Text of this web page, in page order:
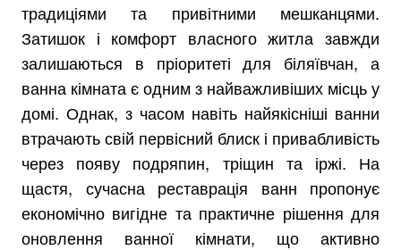
традиціями та привітними мешканцями.
Затишок і комфорт власного житла завжди
залишаються в пріоритеті для біляївчан, а
ванна кімната є одним з найважливіших місць у
домі. Однак, з часом навіть найякісніші ванни
втрачають свій первісний блиск і привабливість
через появу подряпин, тріщин та іржі. На
щастя, сучасна реставрація ванн пропонує
економічно вигідне та практичне рішення для
оновлення ванної кімнати, що активно